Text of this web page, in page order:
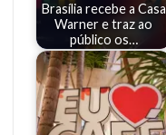
Brasília recebe a Casa
Warner e traz ao
público os…